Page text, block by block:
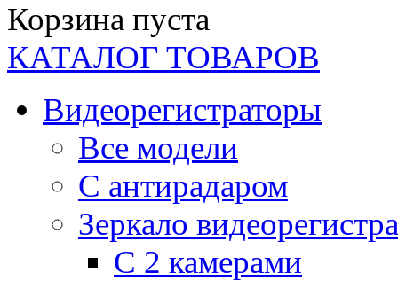
Корзина пуста
КАТАЛОГ ТОВАРОВ
Видеорегистраторы
Все модели
C антирадаром
Зеркало
С 2 камерами